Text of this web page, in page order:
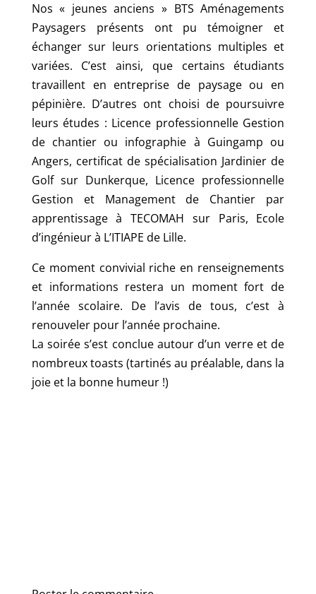
Nos « jeunes anciens » BTS Aménagements
Paysagers présents ont pu témoigner et
échanger sur leurs orientations multiples et
variées. C’est ainsi, que certains étudiants
travaillent en entreprise de paysage ou en
pépinière. D’autres ont choisi de poursuivre
leurs études : Licence professionnelle Gestion
de chantier ou infographie à Guingamp ou
Angers, certificat de spécialisation Jardinier de
Golf sur Dunkerque, Licence professionnelle
Gestion et Management de Chantier par
apprentissage à TECOMAH sur Paris, Ecole
d’ingénieur à L’ITIAPE de Lille.
Ce moment convivial riche en renseignements
et informations restera un moment fort de
l’année scolaire. De l’avis de tous, c’est à
renouveler pour l’année prochaine.
La soirée s’est conclue autour d’un verre et de
nombreux toasts (tartinés au préalable, dans la
joie et la bonne humeur !)